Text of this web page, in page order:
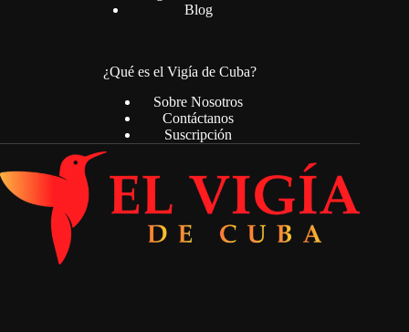
Blog
¿Qué es el Vigía de Cuba?
Sobre Nosotros
Contáctanos
Suscripción